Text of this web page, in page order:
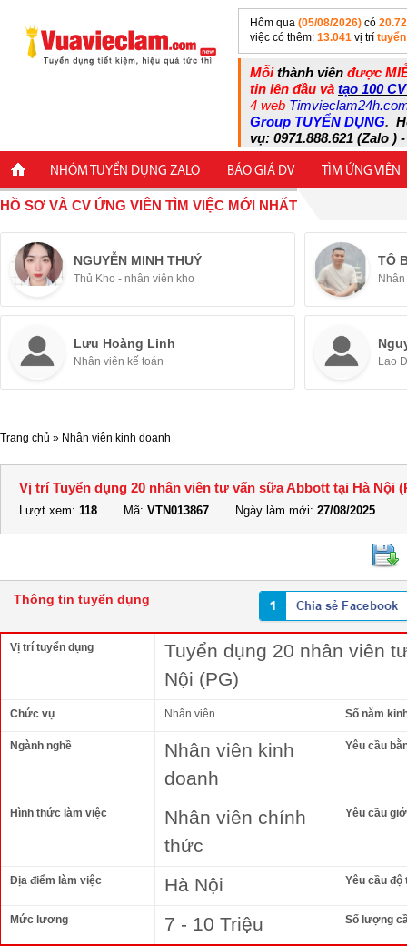
Hôm qua (05/08/2026) có
việc có thêm: 13.041 vị trí
Mỗithành viên được
tin lên đầu và tạo 100
4 web
Group TUYỂN DỤNG.
vụ: 0971.888.621 (Zalo )
NHÓM TUYỂN DỤNG ZALO BÁO GIÁ DV TÌM ỨNG VIÊN
HỒ SƠ VÀ CV ỨNG VIÊN TÌM VIỆC MỚI NHẤT
NGUYỄN MINH THUÝ
Thủ Kho - nhân viên kho
TÔ
Lưu Hoàng Linh
Nhân viên kế toán Lao
Trang chủ » Nhân viên kinh doanh
Vị trí Tuyển dụng 20 nhân viên tư vấn sữa Abbott tại Hà Nội
Lượt xem: 118 Mã: VTN013867 Ngày làm mới: 27/08/2025
Thông tin tuyển dụng
Vị trí tuyển dụng
Tuyển dụng 20 nhân viên
Nội (PG)
Chức vụ Nhân viên Số năm
Ngành nghề
Nhân viên kinh
doanh
Yêu cầu
Hình thức làm việc
Nhân viên chính
thức
Yêu cầu
Địa điểm làm việc Hà Nội Yêu cầu độ
Mức lương 7 - 10 Triệu Số lượng